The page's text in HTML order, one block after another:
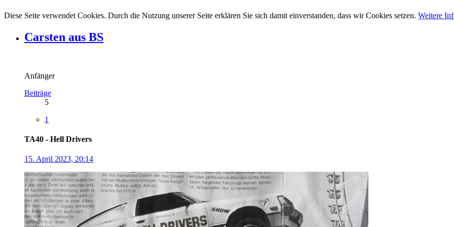
Diese Seite verwendet Cookies. Durch die Nutzung unserer Seite erklären Sie sich damit einverstanden, dass wir Cookies setzen. Weitere
Carsten aus BS
Anfänger
Beiträge
5
1
TA40 - Hell Drivers
15. April 2023, 20:14